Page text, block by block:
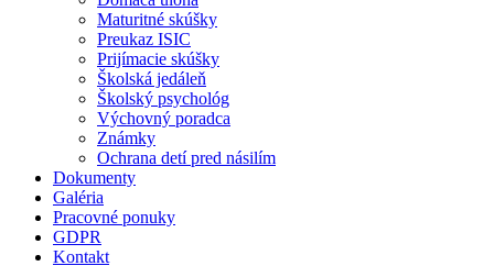
Maturitné skúšky
Preukaz ISIC
Prijímacie skúšky
Školská jedáleň
Školský psychológ
Výchovný poradca
Známky
Ochrana detí pred násilím
Dokumenty
Galéria
Pracovné ponuky
GDPR
Kontakt